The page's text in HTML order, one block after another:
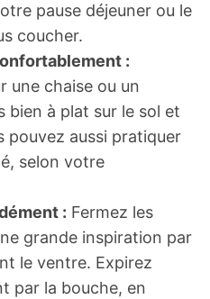
pause déjeuner ou le
coucher.
:
une chaise ou un
bien à plat sur le sol et
pouvez aussi pratiquer
selon votre
: Fermez les
grande inspiration par
le ventre. Expirez
par la bouche, en